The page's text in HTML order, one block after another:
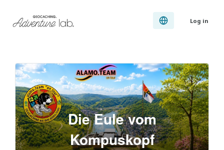
Log in
Die Eule vom
Kompuskopf